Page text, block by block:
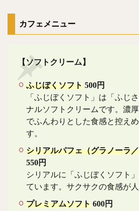
カフェメニュー
【ソフトクリーム】
ふじぼくソフト 500円
「ふじぼくソフト」は「ふじ
ナルソフトクリームです。濃
でふんわりとした食感と控え
す。
シリアルパフェ（グラノーラ
550円
シリアルに「ふじぼくソフト
ています。サクサクの食感が人
プレミアムソフト 600円